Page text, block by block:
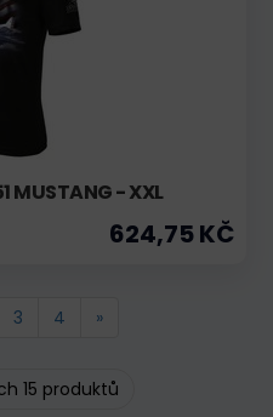
MUSTANG - XXL
624,75 KČ
3 4 »
15 produktů